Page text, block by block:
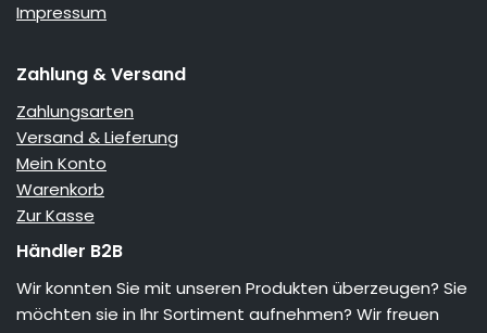
Impressum
Zahlung & Versand
Zahlungsarten
Versand & Lieferung
Mein Konto
Warenkorb
Zur Kasse
Händler B2B
Wir konnten Sie mit unseren Produkten überzeugen? Sie
möchten sie in Ihr Sortiment aufnehmen? Wir freuen